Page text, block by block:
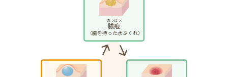
（膿を持った水ぶくれ）
膿疱
のうほう